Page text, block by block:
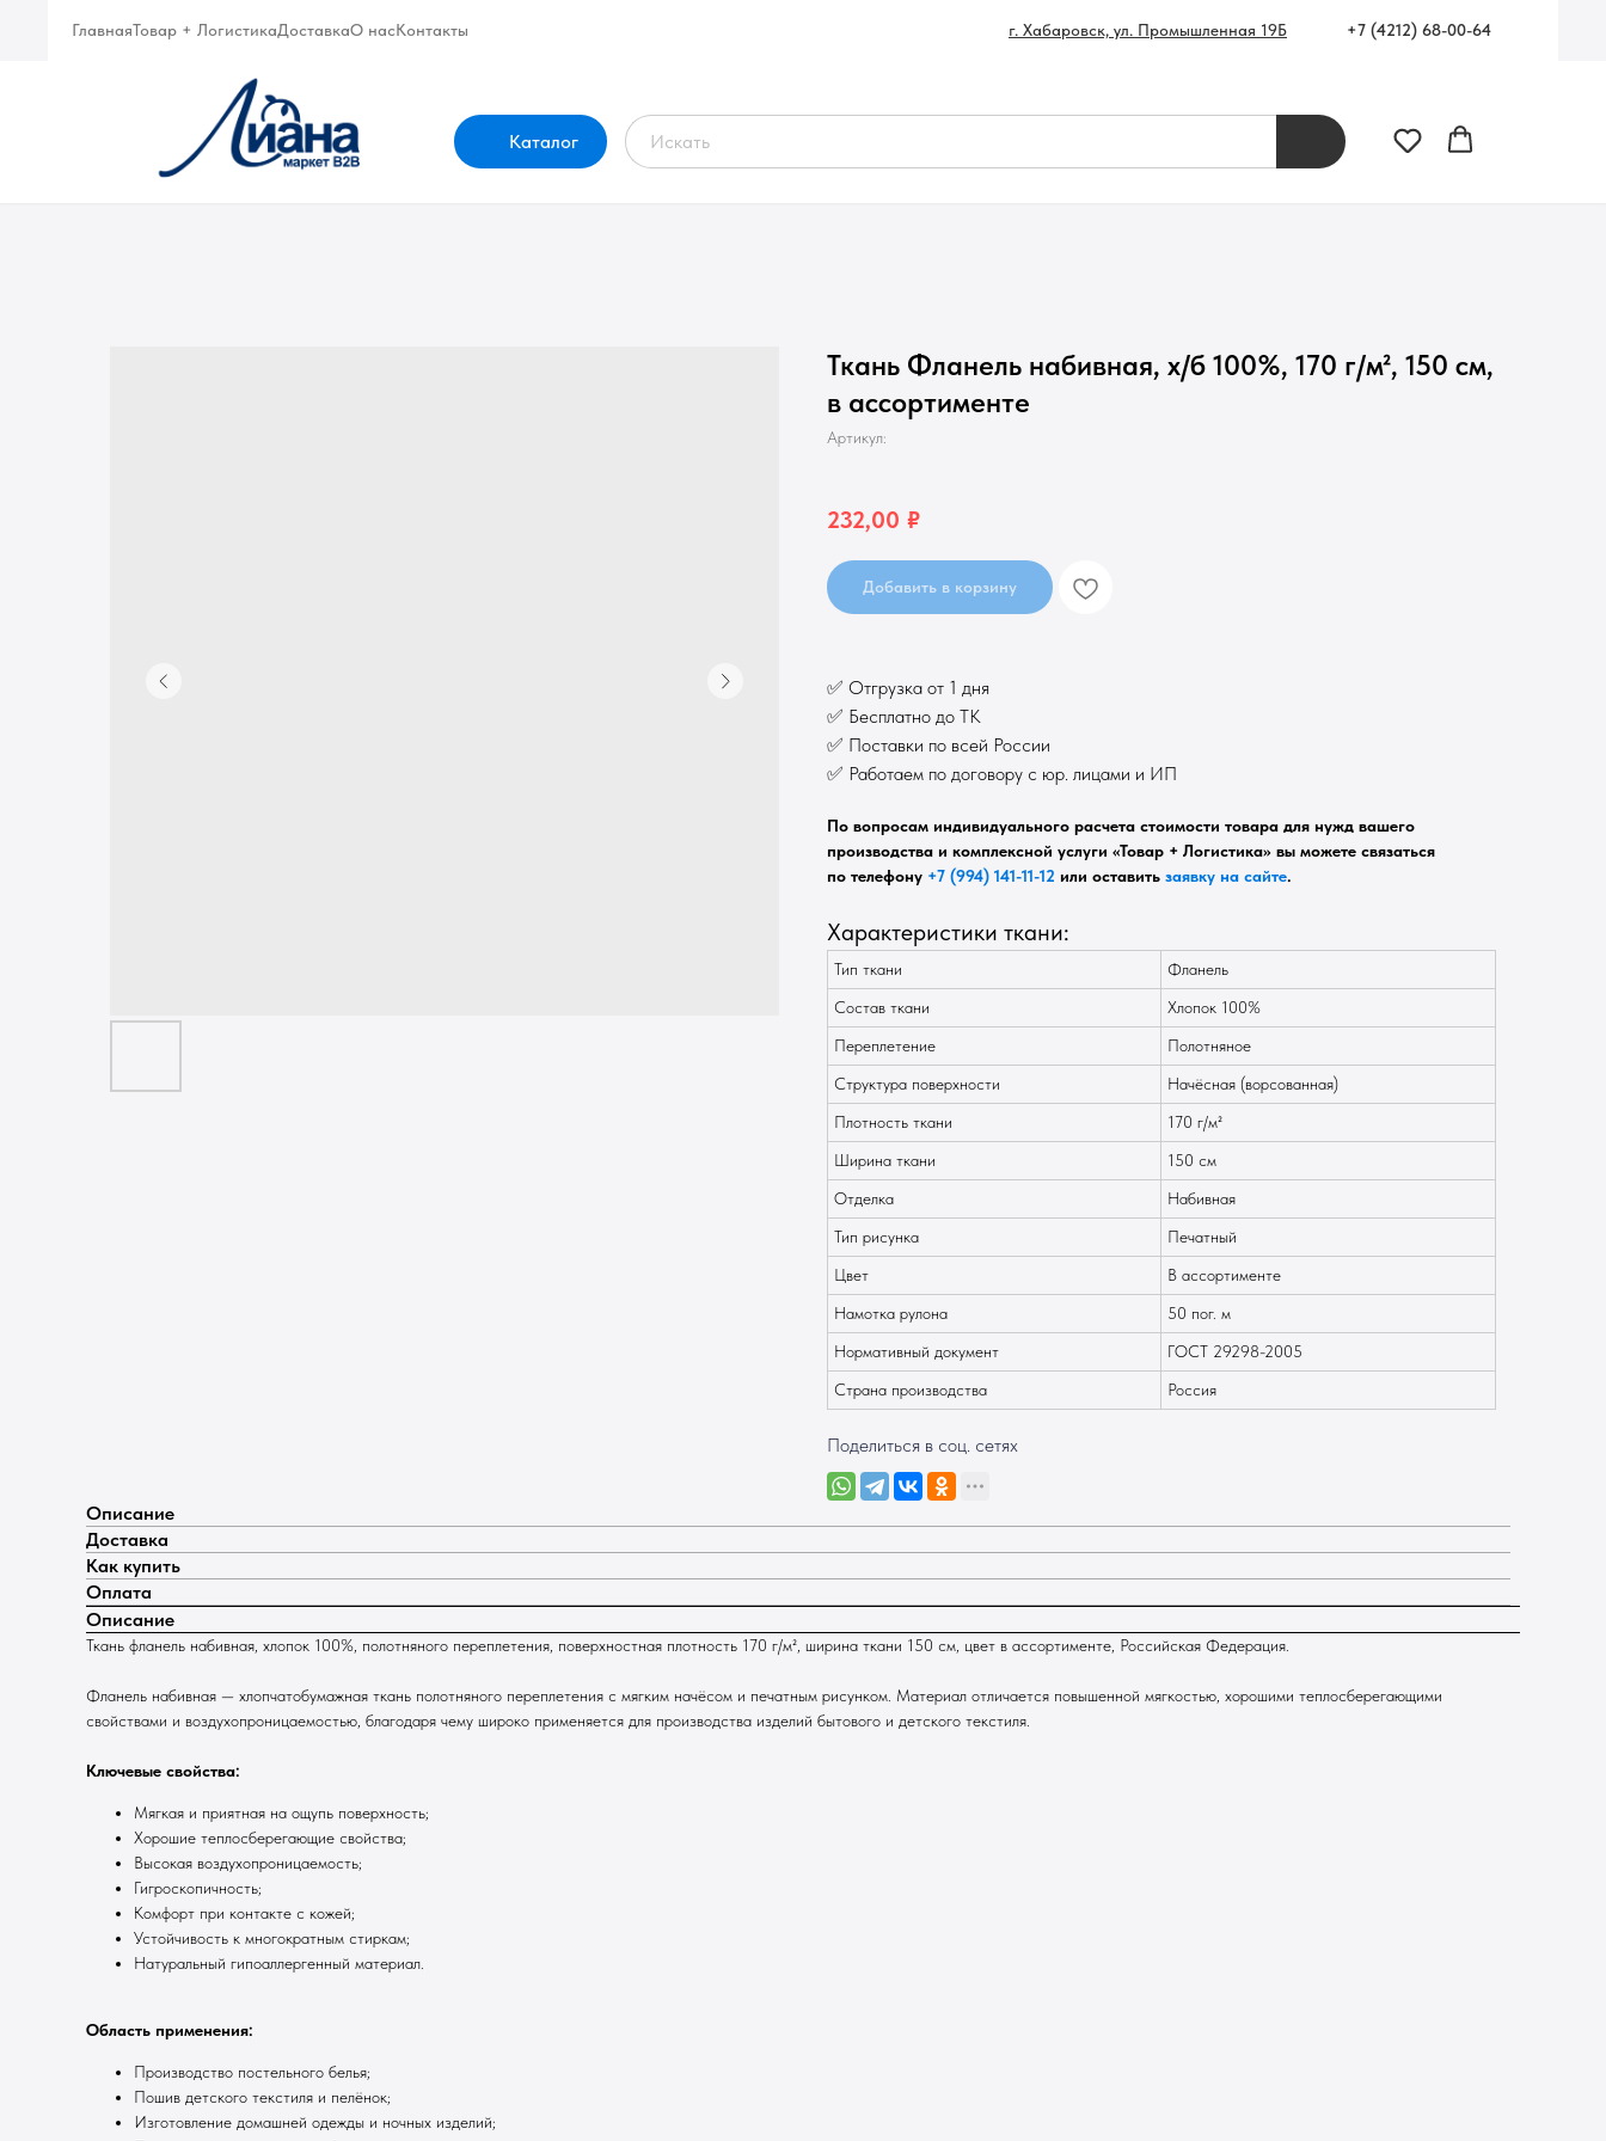
ГлавнаяТовар + ЛогистикаДоставкаО насКонтакты г. Хабаровск, ул. Промышленная 19Б +7 (4212) 68-00-64
Каталог
Ткань Фланель набивная, х/б 100%, 170 г/м², 150 см,
в ассортименте
Артикул:
232,00 ₽
Добавить в корзину
✅ Отгрузка от 1 дня
✅ Бесплатно до ТК
✅ Поставки по всей России
✅ Работаем по договору с юр. лицами и ИП
По вопросам индивидуального расчета стоимости товара для нужд вашего
производства и комплексной услуги «Товар + Логистика» вы можете связаться
по телефону +7 (994) 141-11-12 или оставить заявку на сайте.
Характеристики ткани:
Тип ткани
Фланель
Состав ткани
Хлопок 100%
Переплетение
Полотняное
Структура поверхности
Начёсная (ворсованная)
Плотность ткани
170 г/м²
Ширина ткани
150 см
Отделка
Набивная
Тип рисунка
Печатный
Цвет
В ассортименте
Намотка рулона
50 пог. м
Нормативный документ
ГОСТ 29298-2005
Страна производства
Россия
Поделиться в соц. сетях
Описание
Доставка
Как купить
Оплата
Описание
Ткань фланель набивная, хлопок 100%, полотняного переплетения, поверхностная плотность 170 г/м², ширина ткани 150 см, цвет в ассортименте, Российская Федерация.
Фланель набивная — хлопчатобумажная ткань полотняного переплетения с мягким начёсом и печатным рисунком. Материал отличается повышенной мягкостью, хорошими теплосберегающими
свойствами и воздухопроницаемостью, благодаря чему широко применяется для производства изделий бытового и детского текстиля.
Ключевые свойства:
Мягкая и приятная на ощупь поверхность;
Хорошие теплосберегающие свойства;
Высокая воздухопроницаемость;
Гигроскопичность;
Комфорт при контакте с кожей;
Устойчивость к многократным стиркам;
Натуральный гипоаллергенный материал.
Область применения:
Производство постельного белья;
Пошив детского текстиля и пелёнок;
Изготовление домашней одежды и ночных изделий;